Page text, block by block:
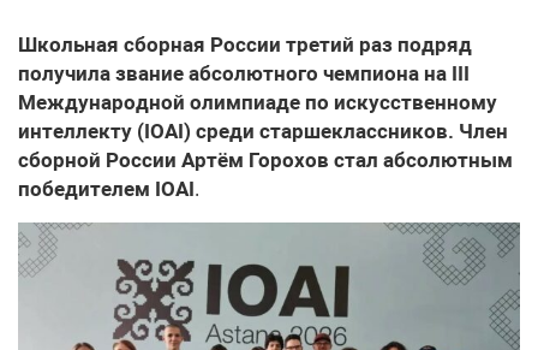
Школьная сборная России третий раз подряд
получила звание абсолютного чемпиона на III
Международной олимпиаде по искусственному
интеллекту (IOAI) среди старшеклассников. Член
сборной России Артём Горохов стал абсолютным
победителем IOAI.